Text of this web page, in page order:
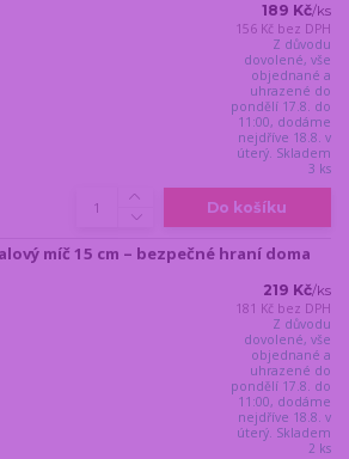
189 Kč/ks
156 Kč bez DPH
Z důvodu
dovolené, vše
objednané a
uhrazené do
pondělí 17.8. do
11:00, dodáme
nejdříve 18.8. v
úterý. Skladem
3 ks
Do košíku
míč 15 cm – bezpečné hraní doma
219 Kč/ks
181 Kč bez DPH
Z důvodu
dovolené, vše
objednané a
uhrazené do
pondělí 17.8. do
11:00, dodáme
nejdříve 18.8. v
úterý. Skladem
2 ks